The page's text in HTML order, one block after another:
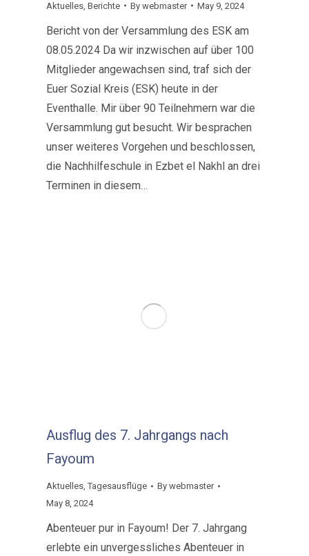
Aktuelles ,Berichte Bywebmaster May 9, 2024
Bericht von der Versammlung des ESK am
08.05.2024 Da wir inzwischen auf über 100
Mitglieder angewachsen sind, traf sich der
Euer Sozial Kreis (ESK) heute in der
Eventhalle. Mir über 90 Teilnehmern war die
Versammlung gut besucht. Wir besprachen
unser weiteres Vorgehen und beschlossen,
die Nachhilfeschule in Ezbet el Nakhl an drei
Terminen in diesem…
Ausflug des 7. Jahrgangs nach
Fayoum
Aktuelles,Tagesausflüge Bywebmaster
May 8, 2024
Abenteuer pur in Fayoum! Der 7. Jahrgang
erlebte ein unvergessliches Abenteuer in